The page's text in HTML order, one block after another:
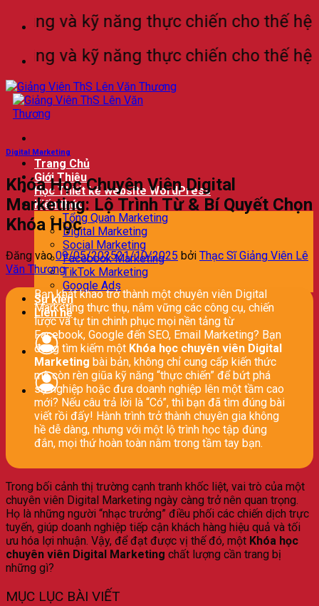
qua
dung
kỹ năng thực chiến cho thế hệ làm
kỹ năng thực chiến cho thế hệ làm
Trang Chủ
Giới Thiệu
Học Thiết kế website WordPress
Kiến thức
Tổng Quan Marketing
Digital Marketing
Social Marketing
Facebook Marketing
TikTok Marketing
Google Ads
Sự kiện
Liên hệ
Digital Marketing
Khóa Học Chuyên Viên Digital
Marketing: Lộ Trình Từ & Bí Quyết Chọn
Khóa Học
Đăng vào09/05/202521/10/2025 bởi Thạc Sĩ Giảng Viên Lê
Văn Thương
Bạn khát khao trở thành một chuyên viên Digital
Marketing thực thụ, nắm vững các công cụ, chiến
lược và tự tin chinh phục mọi nền tảng từ
Facebook, Google đến SEO, Email Marketing? Bạn
đang tìm kiếm một Khóa học chuyên viên Digital
Marketing bài bản, không chỉ cung cấp kiến thức
mà còn rèn giũa kỹ năng “thực chiến” để bứt phá
sự nghiệp hoặc đưa doanh nghiệp lên một tầm cao
mới? Nếu câu trả lời là “Có”, thì bạn đã tìm đúng bài
viết rồi đấy! Hành trình trở thành chuyên gia không
hề dễ dàng, nhưng với một lộ trình học tập đúng
đắn, mọi thứ hoàn toàn nằm trong tầm tay bạn.
Trong bối cảnh thị trường cạnh tranh khốc liệt, vai trò của một
chuyên viên Digital Marketing ngày càng trở nên quan trọng.
Họ là những người “nhạc trưởng” điều phối các chiến dịch trực
tuyến, giúp doanh nghiệp tiếp cận khách hàng hiệu quả và tối
ưu hóa lợi nhuận. Vậy, để đạt được vị thế đó, một Khóa học
chuyên viên Digital Marketing chất lượng cần trang bị
những gì?
MỤC LỤC BÀI VIẾT